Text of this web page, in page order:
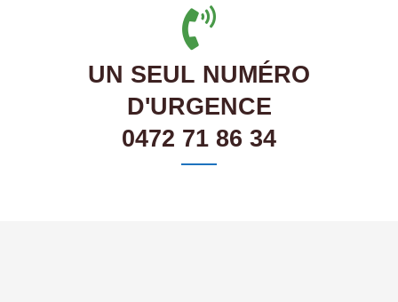
UN SEUL NUMÉRO
D'URGENCE
0472 71 86 34